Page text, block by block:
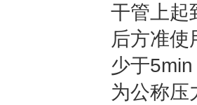
干管上起
后方准
少于
为公称压